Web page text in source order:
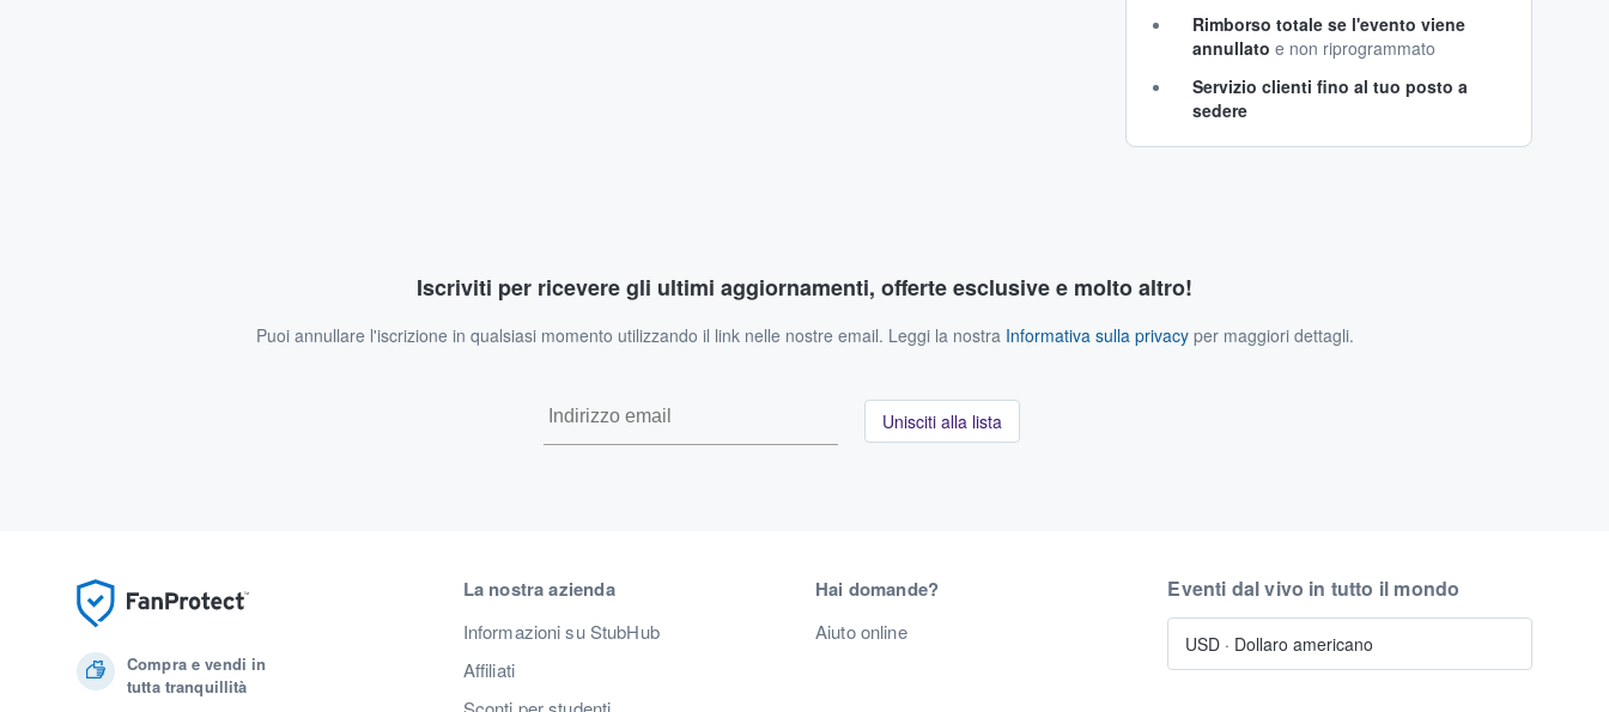
Rimborso totale se l'evento viene
annullato e non riprogrammato
Servizio clienti fino al tuo posto a
sedere
Iscriviti per ricevere gli ultimi aggiornamenti, offerte esclusive e molto altro!
Puoi annullare l'iscrizione in qualsiasi momento utilizzando il link nelle nostre email. Leggi la nostra Informativa sulla privacyper maggiori dettagli.
Unisciti alla lista
Compra e vendi in
tutta tranquillità
La nostra azienda
Informazioni su StubHub
Affiliati
Hai domande?
Aiuto online
Eventi dal vivo in tutto il mondo
USD · Dollaro americano